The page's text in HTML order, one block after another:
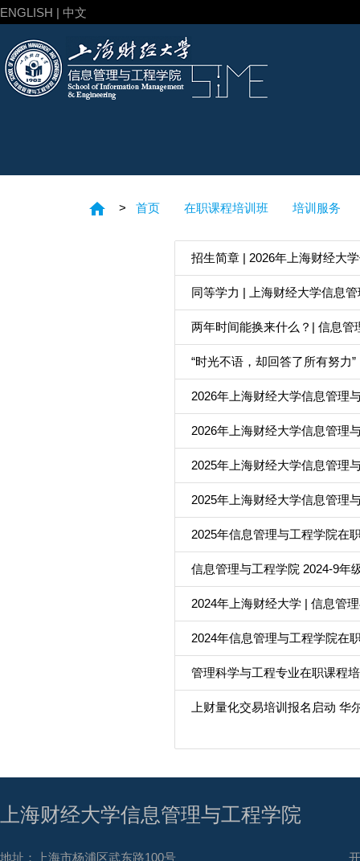
ENGLISH | 中文
home > 首页 在职课程培训班 培训服务
招生简章 | 2026年上海财经大
同等学力 | 上海财经大学信息
两年时间能换来什么？| 信息
“时光不语，却回答了所有努力
2026年上海财经大学信息管理
2026年上海财经大学信息管理
2025年上海财经大学信息管理
2025年上海财经大学信息管理
2025年信息管理与工程学院在
信息管理与工程学院 2024-9年
2024年上海财经大学 | 信息管
2024年信息管理与工程学院在
管理科学与工程专业在职课程
上财量化交易培训报名启动 华
上海财经大学信息管理与工程学院
地址：上海市杨浦区武东路100号